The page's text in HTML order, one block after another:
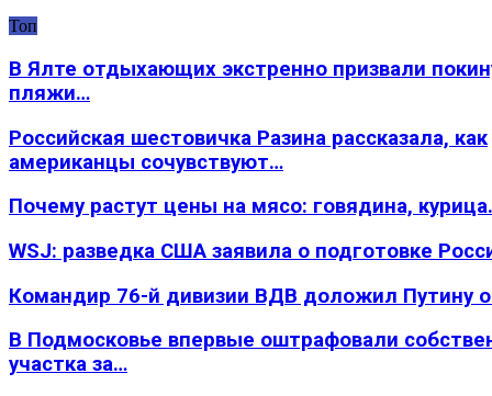
Топ
В Ялте отдыхающих экстренно призвали
пляжи…
Российская шестовичка Разина рассказала, как
американцы сочувствуют…
Почему растут цены на мясо: говядина,
WSJ: разведка США заявила о подготовке
Командир 76-й дивизии ВДВ доложил Путину
В Подмосковье впервые оштрафовали
участка за…